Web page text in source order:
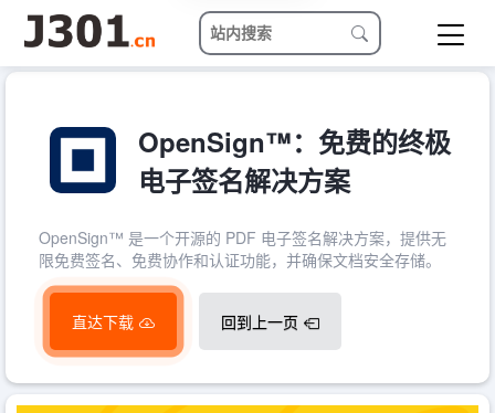
OpenSign™：免费的终极
电子签名解决方案
OpenSign™ 是一个开源的 PDF 电子签名解决方案，提供无
限免费签名、免费协作和认证功能，并确保文档安全存储。
直达下载 回到上一页